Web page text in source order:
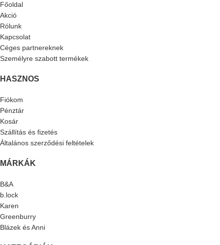
Főoldal
Akció
Rólunk
Kapcsolat
Céges partnereknek
Személyre szabott termékek
HASZNOS
Fiókom
Pénztár
Kosár
Szállítás és fizetés
Általános szerződési feltételek
MÁRKÁK
B&A
b.lock
Karen
Greenburry
Blázek és Anni